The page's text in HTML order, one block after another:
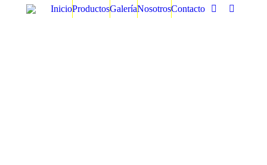
InicioProductosGaleríaNosotrosContacto
Facebook